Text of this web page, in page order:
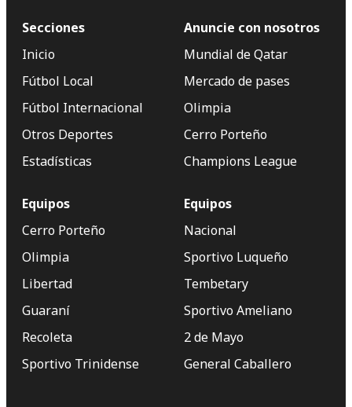
Secciones
Inicio
Fútbol Local
Fútbol Internacional
Otros Deportes
Estadísticas
Anuncie con nosotros
Mundial de Qatar
Mercado de pases
Olimpia
Cerro Porteño
Champions League
Equipos
Cerro Porteño
Olimpia
Libertad
Guaraní
Recoleta
Sportivo Trinidense
Equipos
Nacional
Sportivo Luqueño
Tembetary
Sportivo Ameliano
2 de Mayo
General Caballero